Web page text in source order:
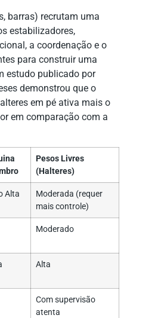
barras) recrutam uma
estabilizadores,
a coordenação e o
para construir uma
estudo publicado por
demonstrou que o
em pé ativa mais o
em comparação com a
Pesos Livres
(Halteres)
Alta
Moderada (requer
mais controle)
Moderado
Alta
Com supervisão
atenta